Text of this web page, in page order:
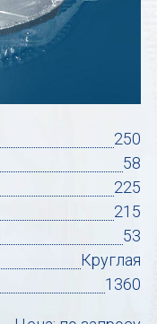
250
58
225
215
53
Круглая
1360